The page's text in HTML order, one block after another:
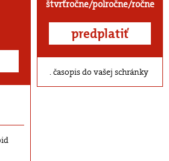
štvrťročne/polročne/ročne
predplatiť
časopis do vašej schránky